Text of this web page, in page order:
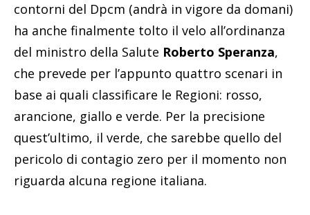
contorni del Dpcm (andrà in vigore da domani)
ha anche finalmente tolto il velo all’ordinanza
del ministro della Salute Roberto Speranza,
che prevede per l’appunto quattro scenari in
base ai quali classificare le Regioni: rosso,
arancione, giallo e verde. Per la precisione
quest’ultimo, il verde, che sarebbe quello del
pericolo di contagio zero per il momento non
riguarda alcuna regione italiana.